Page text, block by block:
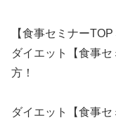
【食事セミナーTOP
ダイエット【食事
方！
ダイエット【食事